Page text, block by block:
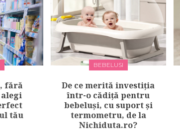
fără
tău
BEBELUSI
De ce merită investiția
într-o cădiță pentru
bebeluși, cu suport și
termometru, de la
Nichiduta.ro?